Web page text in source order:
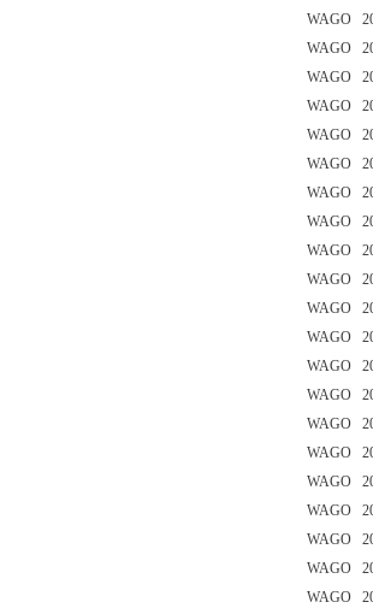
WAGO
WAGO
WAGO
WAGO
WAGO
WAGO
WAGO
WAGO
WAGO
WAGO
WAGO
WAGO
WAGO
WAGO
WAGO
WAGO
WAGO
WAGO
WAGO
WAGO
WAGO